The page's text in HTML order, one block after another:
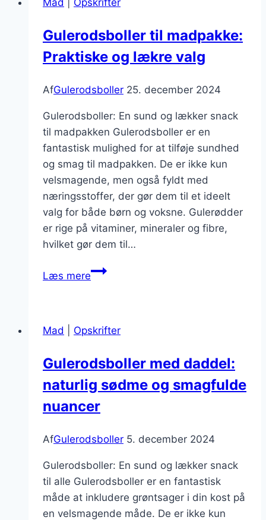
til
Mad Opskrifter
Gulerodsboller til madpakke:
Praktiske og lækre valg
AfGulerodsboller 25. december 2024
Gulerodsboller: En sund og lækker snack
til madpakken Gulerodsboller er en
fantastisk mulighed for at tilføje sundhed
og smag til madpakken. De er ikke kun
velsmagende, men også fyldt med
næringsstoffer, der gør dem til et ideelt
valg for både børn og voksne. Gulerødder
er rige på vitaminer, mineraler og fibre,
hvilket gør dem til…
Læs mereGulerodsboller
og
valg
Mad Opskrifter
Gulerodsboller med daddel:
naturlig sødme og smagfulde
nuancer
AfGulerodsboller 5. december 2024
Gulerodsboller: En sund og lækker snack
til alle Gulerodsboller er en fantastisk
måde at inkludere grøntsager i din kost på
en velsmagende måde. De er ikke kun